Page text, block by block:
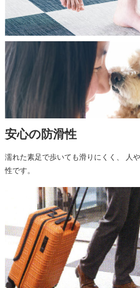
安心の防滑性
濡れた素足で歩いても滑りにくく、 人
性です。